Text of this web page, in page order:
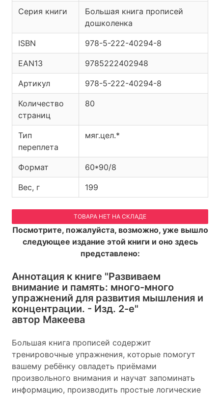
Серия книги
Большая книга прописей
дошколенка
ISBN 978-5-222-40294-8
EAN13 9785222402948
Артикул 978-5-222-40294-8
Количество
страниц
80
Тип
переплета
мяг.цел.*
Формат 60*90/8
Вес, г 199
ТОВАРА НЕТ НА СКЛАДЕ
Посмотрите, пожалуйста, возможно, уже вышло
следующее издание этой книги и оно здесь
представлено:
Аннотация к книге "Развиваем
внимание и память: много-много
упражнений для развития мышления и
концентрации. - Изд. 2-е"
автор Макеева
Большая книга прописей содержит
тренировочные упражнения, которые помогут
вашему ребёнку овладеть приёмами
произвольного внимания и научат запоминать
информацию, производить простые логические